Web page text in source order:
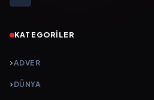
KATEGORILER
ADVER
DÜNYA